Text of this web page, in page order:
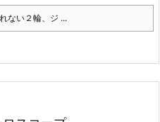
ない２輪、ジ ...